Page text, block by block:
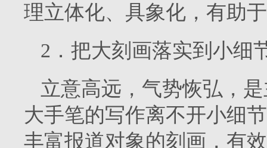
理立体化、具象化，有助
2．把大刻画落实到小细
立意高远，气势恢弘，
大手笔的写作离不开小细
丰富报道对象的刻画，有